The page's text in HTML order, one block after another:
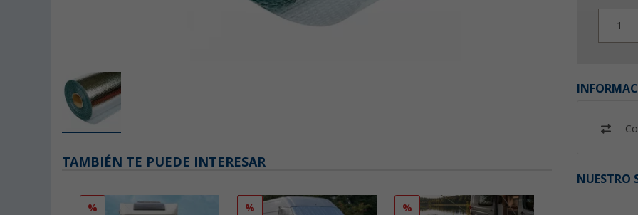
1
NUESTRO
TAMBIÉN TE PUEDE INTERESAR
% % %